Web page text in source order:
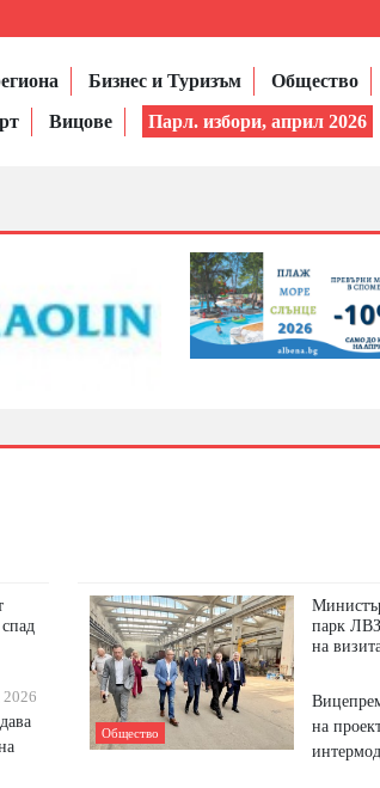
Бизнес и Туризъм Общество
Вицове Парл. избори, април 2026
2026
Общество
парк
на
на